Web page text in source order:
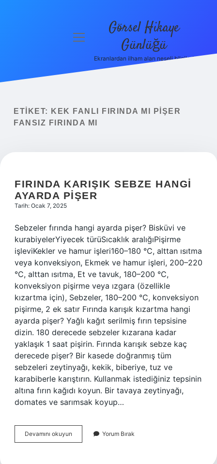
Yasal Uyarı
menüyü
Görsel Hikaye
Günlüğü
Ekranlardan ilham alan neşeli bilgiler!
ETIKET:
KEK FANLI FIRINDA MI PIŞER
FANSIZ FIRINDA MI
FIRINDA KARIŞIK SEBZE HANGI
AYARDA PIŞER
Tarih: Ocak 7, 2025
Sebzeler fırında hangi ayarda pişer? Bisküvi ve
kurabiyelerYiyecek türüSıcaklık aralığıPişirme
işleviKekler ve hamur işleri160–180 °C, alttan ısıtma
veya konveksiyon, Ekmek ve hamur işleri, 200–220
°C, alttan ısıtma, Et ve tavuk, 180–200 °C,
konveksiyon pişirme veya ızgara (özellikle
kızartma için), Sebzeler, 180–200 °C, konveksiyon
pişirme, 2 ek satır Fırında karışık kızartma hangi
ayarda pişer? Yağlı kağıt serilmiş fırın tepsisine
dizin. 180 derecede sebzeler kızarana kadar
yaklaşık 1 saat pişirin. Fırında karışık sebze kaç
derecede pişer? Bir kasede doğranmış tüm
sebzeleri zeytinyağı, kekik, biberiye, tuz ve
karabiberle karıştırın. Kullanmak istediğiniz tepsinin
altına fırın kağıdı koyun. Bir tavaya zeytinyağı,
domates ve sarımsak koyup…
Devamını okuyun
Karışık
Yorum Bırak